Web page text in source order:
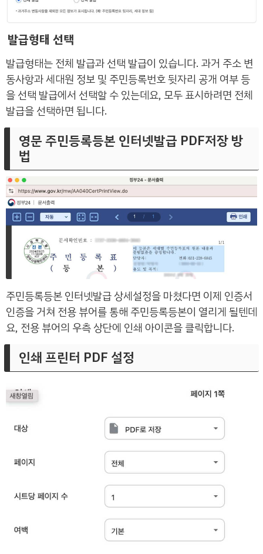
발급형태 선택
발급형태는 전체 발급과 선택 발급이 있습니다. 과거 주소 변
동사항과 세대원 정보 및 주민등록번호 뒷자리 공개 여부 등
을 선택 발급에서 선택할 수 있는데요, 모두 표시하려면 전체
발급을 선택하면 됩니다.
영문 주민등록등본 인터넷발급 PDF저장 방
법
주민등록등본 인터넷발급 상세설정을 마쳤다면 이제 인증서
인증을 거쳐 전용 뷰어를 통해 주민등록등본이 열리게 될텐데
요, 전용 뷰어의 우측 상단에 인쇄 아이콘을 클릭합니다.
인쇄 프린터 PDF 설정